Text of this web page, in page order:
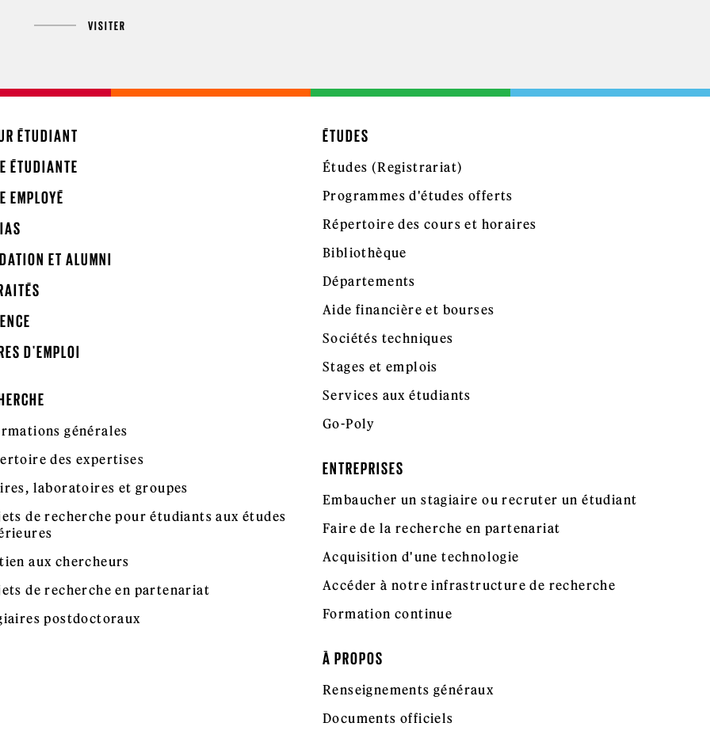
VISITER
ÉTUDIANT
ÉTUDIANTE
EMPLOYÉ
ET ALUMNI
D'EMPLOI
ÉTUDES
Études (Registrariat)
Programmes d'études offerts
Répertoire des cours et horaires
Bibliothèque
Départements
Aide financière et bourses
Sociétés techniques
Stages et emplois
Services aux étudiants
Go-Poly
générales
des expertises
laboratoires et groupes
de recherche pour étudiants aux études
aux chercheurs
de recherche en partenariat
postdoctoraux
ENTREPRISES
Embaucher un stagiaire ou recruter un étudiant
Faire de la recherche en partenariat
Acquisition d'une technologie
Accéder à notre infrastructure de recherche
Formation continue
À PROPOS
Renseignements généraux
Documents officiels